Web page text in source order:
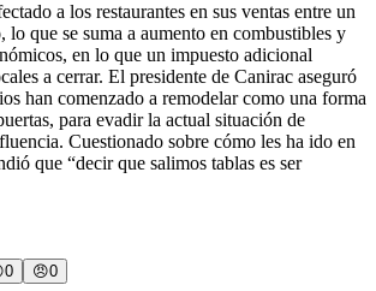
a los restaurantes en sus ventas entre un
lo que se suma a aumento en combustibles y
en lo que un impuesto adicional
a cerrar. El presidente de Canirac aseguró
han comenzado a remodelar como una forma
para evadir la actual situación de
Cuestionado sobre cómo les ha ido en
que “decir que salimos tablas es ser
0 😠0